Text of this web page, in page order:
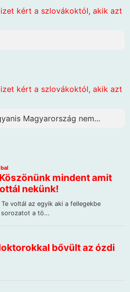
kért a szlovákoktól, akik azt
kért a szlovákoktól, akik azt
Magyarország nem...